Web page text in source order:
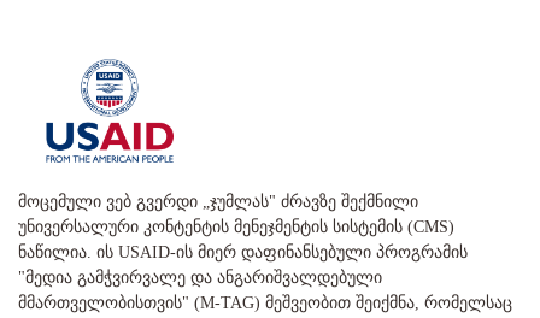
მოცემული ვებ გვერდი „ჯუმლას" ძრავზე შექმნილი
უნივერსალური კონტენტის მენეჯმენტის სისტემის (CMS)
ნაწილია. ის USAID-ის მიერ დაფინანსებული პროგრამის
"მედია გამჭვირვალე და ანგარიშვალდებული
მმართველობისთვის" (M-TAG) მეშვეობით შეიქმნა, რომელსაც